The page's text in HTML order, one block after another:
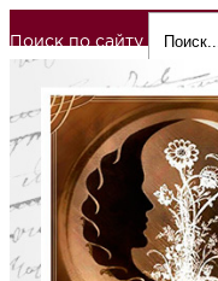
Поиск по сайту